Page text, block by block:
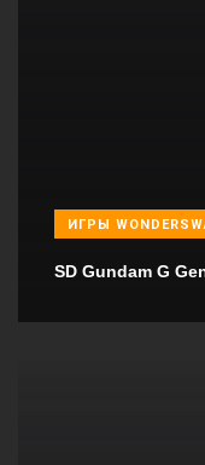
ИГРЫ
SD Gundam G